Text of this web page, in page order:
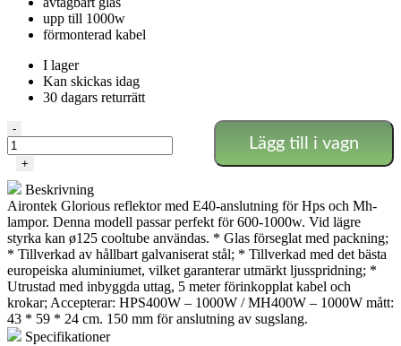
upp till 1000w
förmonterad kabel
I lager
Kan skickas idag
30 dagars returrätt
Cooltube
Reflektor
Ø150
-
+
Lägg till i vagn
Beskrivning
Airontek Glorious reflektor med E40-anslutning för Hps och Mh-
lampor. Denna modell passar perfekt för 600-1000w. Vid lägre
styrka kan ø125 cooltube användas. * Glas förseglat med packning;
* Tillverkad av hållbart galvaniserat stål; * Tillverkad med det bästa
europeiska aluminiumet, vilket garanterar utmärkt ljusspridning; *
Utrustad med inbyggda uttag, 5 meter förinkopplat kabel och
krokar; Accepterar: HPS400W – 1000W / MH400W – 1000W mått:
43 * 59 * 24 cm. 150 mm för anslutning av sugslang.
Specifikationer